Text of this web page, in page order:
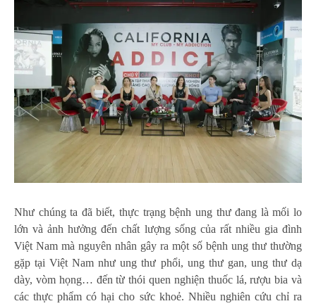
Như chúng ta đã biết, thực trạng bệnh ung thư đang là mối lo
lớn và ảnh hưởng đến chất lượng sống của rất nhiều gia đình
Việt Nam mà nguyên nhân gây ra một số bệnh ung thư thường
gặp tại Việt Nam như ung thư phổi, ung thư gan, ung thư dạ
dày, vòm họng… đến từ thói quen nghiện thuốc lá, rượu bia và
các thực phẩm có hại cho sức khoẻ. Nhiều nghiên cứu chỉ ra